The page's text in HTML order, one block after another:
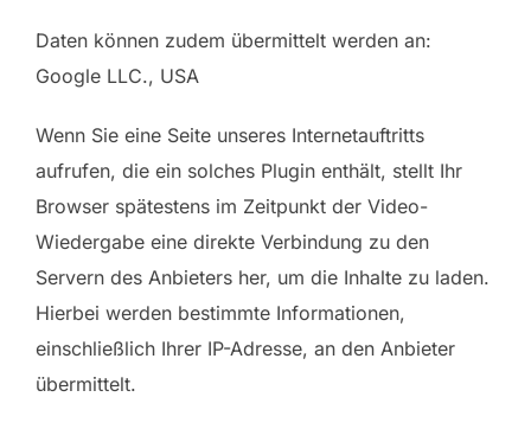
Daten können zudem übermittelt werden an:
Google LLC., USA
Wenn Sie eine Seite unseres Internetauftritts
aufrufen, die ein solches Plugin enthält, stellt Ihr
Browser spätestens im Zeitpunkt der Video-
Wiedergabe eine direkte Verbindung zu den
Servern des Anbieters her, um die Inhalte zu laden.
Hierbei werden bestimmte Informationen,
einschließlich Ihrer IP-Adresse, an den Anbieter
übermittelt.